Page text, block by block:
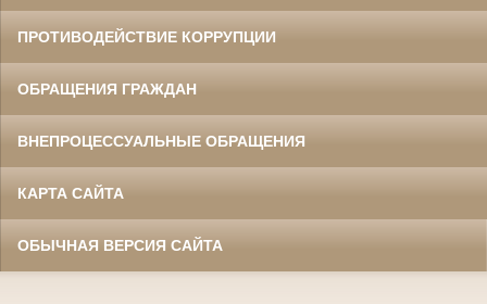
ПРОТИВОДЕЙСТВИЕ КОРРУПЦИИ
ОБРАЩЕНИЯ ГРАЖДАН
ВНЕПРОЦЕССУАЛЬНЫЕ ОБРАЩЕНИЯ
КАРТА САЙТА
ОБЫЧНАЯ ВЕРСИЯ САЙТА